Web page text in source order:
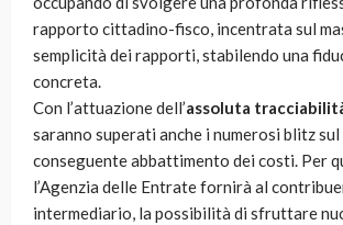
rapporto cittadino-fisco, incentrata sul
semplicità dei rapporti, stabilendo una
concreta.
Con l’attuazione dell’assoluta
saranno superati anche i numerosi blitz
conseguente abbattimento dei costi. Per
l’Agenzia delle Entrate fornirà al
intermediario, la possibilità di sfruttare